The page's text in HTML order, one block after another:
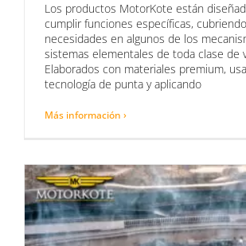
Los productos MotorKote están
cumplir funciones específicas,
necesidades en algunos de los
sistemas elementales de toda clase de
Elaborados con materiales premium,
tecnología de punta y aplicando
Más información ›